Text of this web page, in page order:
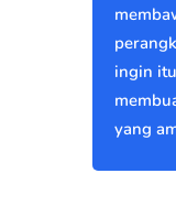
ingin
yang